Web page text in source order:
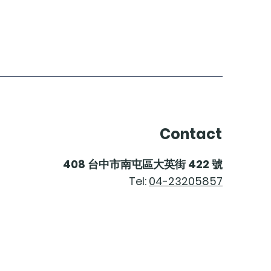
Contact
408 台中市南屯區大英街422 號
Tel: 04-23205857